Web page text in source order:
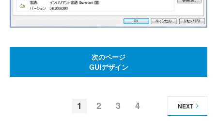
次のページ
GUIデザイン
1 2 3 4 NEXT